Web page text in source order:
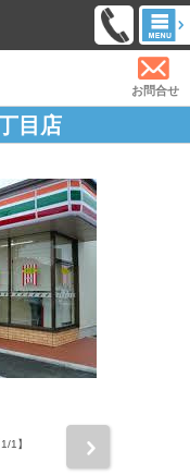
お問合せ
目店
1/1】